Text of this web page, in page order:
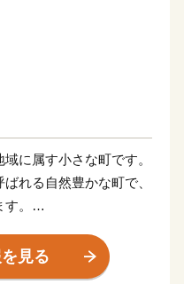
に属す小さな町です。
れる自然豊かな町で、
。
づく言葉であり、高畠
る住みよい場所です。
見る